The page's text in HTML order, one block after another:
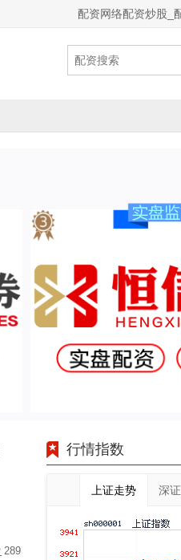
配资网络配资炒股_
289
行情指数
上证走势 深